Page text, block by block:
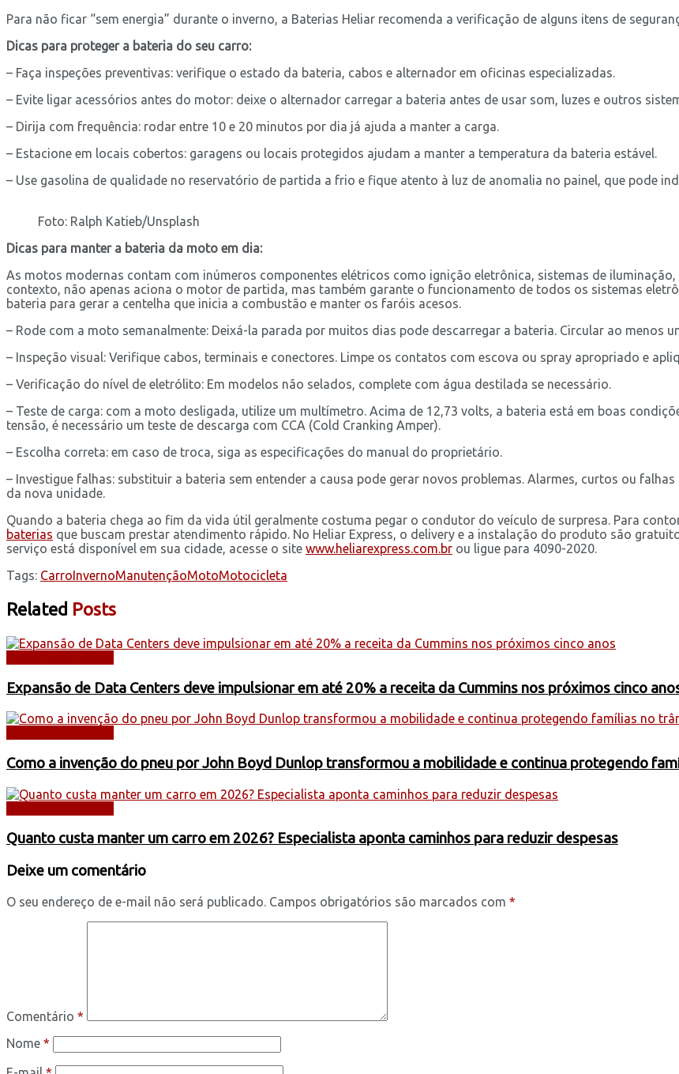
Para não ficar “sem energia” durante o inverno, a Baterias Heliar recomenda a verificação de alguns itens de
Dicas para proteger a bateria do seu carro:
– Faça inspeções preventivas: verifique o estado da bateria, cabos e alternador em oficinas especializadas.
– Evite ligar acessórios antes do motor: deixe o alternador carregar a bateria antes de usar som, luzes e outros
– Dirija com frequência: rodar entre 10 e 20 minutos por dia já ajuda a manter a carga.
– Estacione em locais cobertos: garagens ou locais protegidos ajudam a manter a temperatura da bateria estável.
– Use gasolina de qualidade no reservatório de partida a frio e fique atento à luz de anomalia no painel, que pode
Foto: Ralph Katieb/Unsplash
Dicas para manter a bateria da moto em dia:
As motos modernas contam com inúmeros componentes elétricos como ignição eletrônica, sistemas de
contexto, não apenas aciona o motor de partida, mas também garante o funcionamento de todos os sistemas
bateria para gerar a centelha que inicia a combustão e manter os faróis acesos.
– Rode com a moto semanalmente: Deixá-la parada por muitos dias pode descarregar a bateria. Circular ao menos
– Inspeção visual: Verifique cabos, terminais e conectores. Limpe os contatos com escova ou spray apropriado e
– Verificação do nível de eletrólito: Em modelos não selados, complete com água destilada se necessário.
– Teste de carga: com a moto desligada, utilize um multímetro. Acima de 12,73 volts, a bateria está em boas
tensão, é necessário um teste de descarga com CCA (Cold Cranking Amper).
– Escolha correta: em caso de troca, siga as especificações do manual do proprietário.
– Investigue falhas: substituir a bateria sem entender a causa pode gerar novos problemas. Alarmes, curtos ou
da nova unidade.
Quando a bateria chega ao fim da vida útil geralmente costuma pegar o condutor do veículo de surpresa. Para
baterias que buscam prestar atendimento rápido. No Heliar Express, o delivery e a instalação do produto são
serviço está disponível em sua cidade, acesse o site www.heliarexpress.com.br ou ligue para 4090-2020.
Tags: CarroInvernoManutençãoMotoMotocicleta
Related Posts
Expansão de Data Centers deve impulsionar em até 20% a receita da Cummins nos próximos cinco
Como a invenção do pneu por John Boyd Dunlop transformou a mobilidade e continua protegendo
Quanto custa manter um carro em 2026? Especialista aponta caminhos para reduzir despesas
Deixe um comentário
O seu endereço de e-mail não será publicado. Campos obrigatórios são marcados com *
Comentário *
Nome *